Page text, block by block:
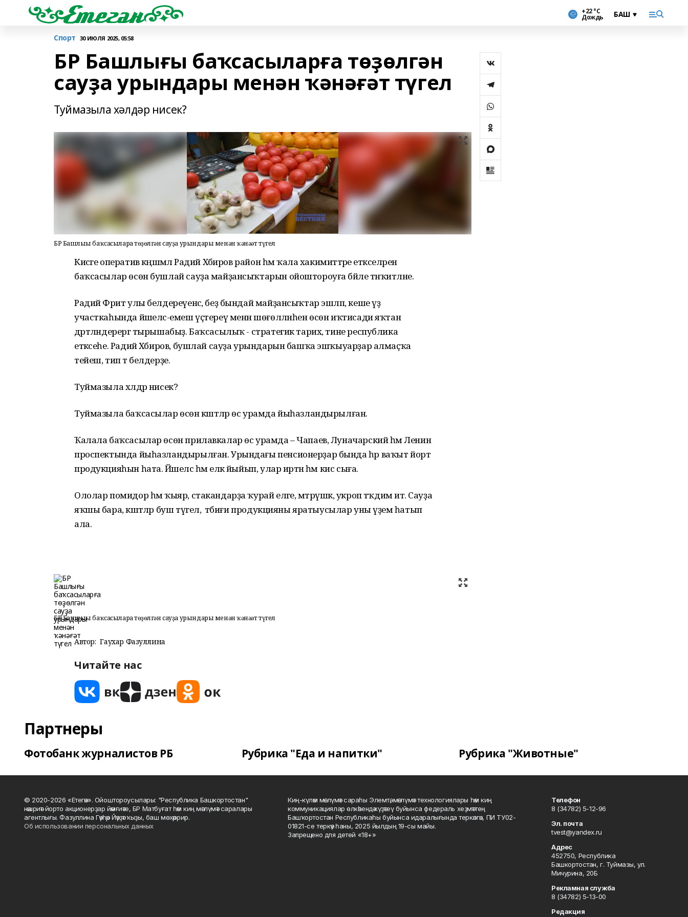
+22 °С
Дождь
Спорт 30 ИЮЛЯ 2025, 05:58
БР Башлығы баҡсасыларға төҙөлгән
сауҙа урындары менән ҡәнәғәт түгел
Туймазыла хәлдәр нисек?
БР Башлығы баҡсасыларға төҙөлгән сауҙа урындары менән ҡәнәғәт түгел
Кисәге оператив кәңәшмәлә Радий Хәбиров район һәм ҡала хакимиәттәре етәкселәрен
баҡсасылар өсөн бушлай сауҙа майҙансыҡтарын ойоштороуға бәйле тәнҡитләне.
Радий Фәрит улы белдереүенсә, беҙ бындай майҙансыҡтар эшләп, кеше үҙ
участкаһында йәшелсә-емеш үҫтереү менән шөғөлләнһен өсөн иҡтисади яҡтан
дәртләндерергә тырышабыҙ. Баҡсасылыҡ - стратегик тарих, тине республика
етәксеһе. Радий Хәбиров, бушлай сауҙа урындарын башҡа эшҡыуарҙар алмаҫҡа
тейеш, тип тә белдерҙе.
Туймазыла хәлдәр нисек?
Туймазыла баҡсасылар өсөн кәштәләр өс урамда йыһазландырылған.
Ҡалала баҡсасылар өсөн прилавкалар өс урамда – Чапаев, Луначарский һәм Ленин
проспектында йыһазландырылған. Урындағы пенсионерҙар бында һәр ваҡыт йорт
продукцияһын һата. Йәшелсә һәм еләк йыйып, улар иртән һәм кис сыға.
Ололар помидор һәм ҡыяр, стакандарҙа ҡурай еләге, мәтрүшкә, укроп тәҡдим итә. Сауҙа
яҡшы бара, кәштәләр буш түгел, ә тәбиғи продукцияны яратыусылар уны әүҙем һатып
ала.
БР Башлығы баҡсасыларға төҙөлгән сауҙа урындары менән ҡәнәғәт түгел
Автор: Гаухар Фазуллина
Читайте нас
Партнеры
Фотобанк журналистов РБ Рубрика "Еда и напитки" Рубрика "Животные"
© 2020-2026 «Етегән». Ойоштороусылары: "Республика Башкортостан"
нәшриәт йорто акционерҙар йәмғиәте, БР Матбуғат һәм киң мәғлүмәт саралары
агентлығы. Фазуллина Гәүһәр Йәүҙәт ҡыҙы, баш мөхәррир.
Об использовании персональных данных
Киң-күләм мәғлүмәт сараһы Элемтә, мәғлүмәт технологиялары һәм киң
коммуникациялар өлкәһендә күҙәтеү буйынса федераль хеҙмәттең
Башҡортостан Республикаһы буйынса идаралығында теркәлгән, ПИ ТУ02-
01821-се теркәү һаны, 2025 йылдың 19-сы майы.
Запрещено для детей «18+»
Телефон
8 (34782) 5-12-96
Эл. почта
tvest@yandex.ru
Адрес
452750, Республика
Башкортостан, г. Туймазы, ул.
Мичурина, 20Б
Рекламная служба
8 (34782) 5-13-00
Редакция